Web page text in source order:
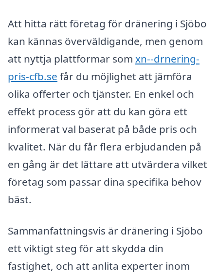
Att hitta rätt företag för dränering i Sjöbo
kan kännas överväldigande, men genom
att nyttja plattformar som xn--drnering-
pris-cfb.se får du möjlighet att jämföra
olika offerter och tjänster. En enkel och
effekt process gör att du kan göra ett
informerat val baserat på både pris och
kvalitet. När du får flera erbjudanden på
en gång är det lättare att utvärdera vilket
företag som passar dina specifika behov
bäst.
Sammanfattningsvis är dränering i Sjöbo
ett viktigt steg för att skydda din
fastighet, och att anlita experter inom